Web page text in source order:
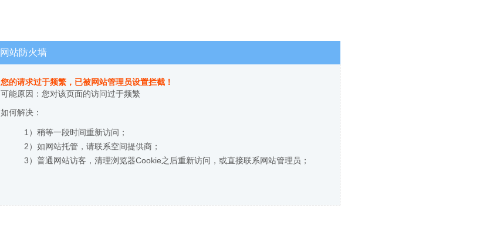
网站防火墙
您的请求过于频繁，已被网站管理员设置拦截！
可能原因：您对该页面的访问过于频繁
如何解决：
1）稍等一段时间重新访问；
2）如网站托管，请联系空间提供商；
3）普通网站访客，清理浏览器Cookie之后重新访问，或直接联系网站管理员；